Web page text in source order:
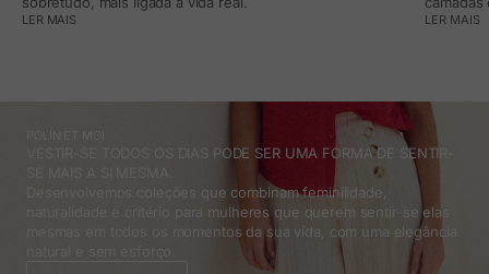
LER MAIS LER MAIS
VESTIR-SE TODOS OS DIAS PODE SER UMA FORMA DE SENTIR-
SE MAIS A SI MESMA.
Desenvolvemos coleções que combinam feminilidade,
naturalidade e critério para mulheres que querem sentir-se elas
mesmas em todos os momentos da sua vida, com uma elegância
natural e sem esforço.